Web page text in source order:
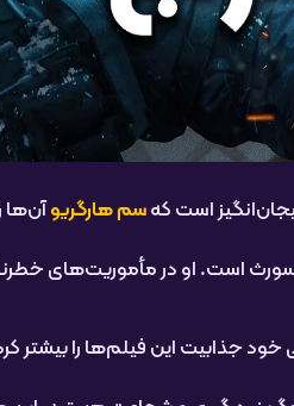
است کهسم هارگریوآن‌ها
است. او در مأموریت‌های
خود جذابیت این فیلم‌ها را بیشتر